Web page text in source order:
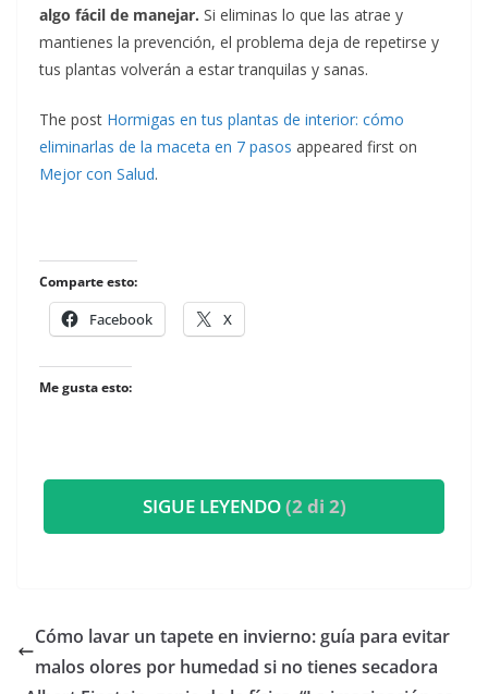
algo fácil de manejar. Si eliminas lo que las atrae y
mantienes la prevención, el problema deja de repetirse y
tus plantas volverán a estar tranquilas y sanas.
The post Hormigas en tus plantas de interior: cómo
eliminarlas de la maceta en 7 pasos appeared first on
Mejor con Salud.
Comparte esto:
Facebook X
Me gusta esto:
SIGUE LEYENDO(2 di 2)
Cómo lavar un tapete en invierno: guía para evitar
malos olores por humedad si no tienes secadora